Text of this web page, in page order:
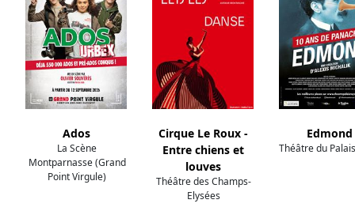
Ados
La Scène
Montparnasse (Grand
Point Virgule)
Cirque Le Roux -
Entre chiens et
louves
Théâtre des Champs-
Elysées
Edmond
Théâtre du